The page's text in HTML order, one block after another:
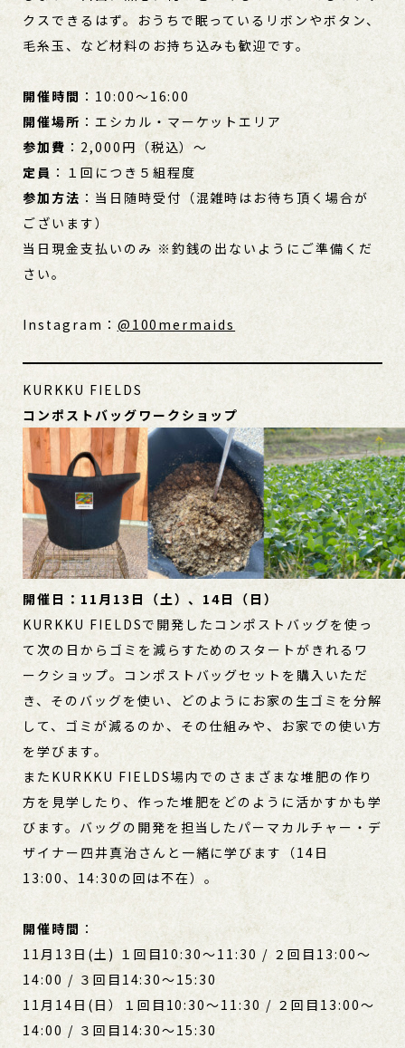
クスできるはず。おうちで眠っているリボンやボタン、
毛糸玉、など材料のお持ち込みも歓迎です。
開催時間 ：10:00～16:00
開催場所 ：エシカル・マーケットエリア
参加費 ：2,000円（税込）〜
定員 ：１回につき５組程度
参加方法 ：当日随時受付（混雑時はお待ち頂く場合が
ございます）
当日現金支払いのみ ※釣銭の出ないようにご準備くだ
さい。
Instagram： @100mermaids
KURKKU FIELDS
コンポストバッグワークショップ
開催日：11月13日（土）、14日（日）
KURKKU FIELDSで開発したコンポストバッグを使っ
て次の日からゴミを減らすためのスタートがきれるワ
ークショップ。コンポストバッグセットを購入いただ
き、そのバッグを使い、どのようにお家の生ゴミを分解
して、ゴミが減るのか、その仕組みや、お家での使い方
を学びます。
またKURKKU FIELDS場内でのさまざまな堆肥の作り
方を見学したり、作った堆肥をどのように活かすかも学
びます。バッグの開発を担当したパーマカルチャー・デ
ザイナー四井真治さんと一緒に学びます（14日
13:00、14:30の回は不在）。
開催時間 ：
11月13日(土) １回目10:30〜11:30 / ２回目13:00〜
14:00 / ３回目14:30〜15:30
11月14日(日）１回目10:30〜11:30 / ２回目13:00〜
14:00 / ３回目14:30〜15:30